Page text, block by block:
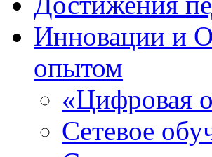
Инновации и
опытом
«Цифровая
Сетевое